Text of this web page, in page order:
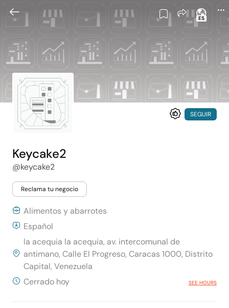
ES
SEGUIR
Keycake2
@keycake2
Reclama tu negocio
Alimentos y abarrotes
Español
la acequia la acequia, av. intercomunal de
antimano, Calle El Progreso, Caracas 1000, Distrito
Capital, Venezuela
Cerrado hoy
SEE HOURS